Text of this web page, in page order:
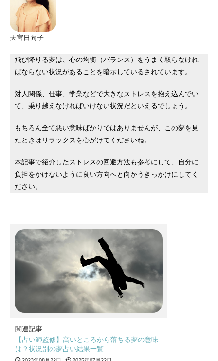
天宮日向子
飛び降りる夢は、心の均衡（バランス）をうまく取らなけれ
ばならない状況があることを暗示しているされています。
対人関係、仕事、学業などで大きなストレスを抱え込んでい
て、乗り越えなければいけない状況だといえるでしょう。
もちろん全て悪い意味ばかりではありませんが、この夢を見
たときはリラックスを心がけてくださいね。
本記事で紹介したストレスの回避方法も参考にして、自分に
負担をかけないように良い方向へと向かうきっかけにしてく
ださい。
関連記事
【占い師監修】高いところから落ちる夢の意味
は？状況別の夢占い結果一覧